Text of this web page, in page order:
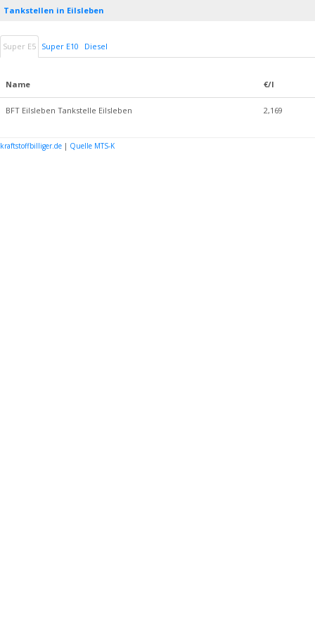
Tankstellen in Eilsleben
Super E5 Super E10 Diesel
Name €/l
BFT Eilsleben Tankstelle Eilsleben 2,169
kraftstoffbilliger.de | Quelle MTS-K